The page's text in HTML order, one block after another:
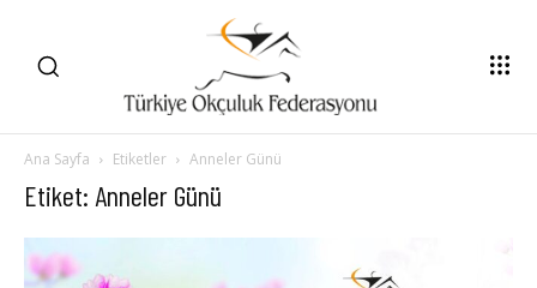
Ana Sayfa Etiketler Anneler Günü
Etiket: Anneler Günü